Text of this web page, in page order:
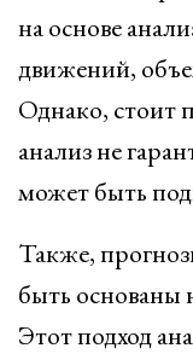
на основе
движений,
Однако, стоит
анализ не
может быть
Также,
быть основаны
Этот подход